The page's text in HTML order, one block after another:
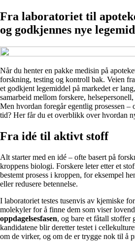
Fra laboratoriet til
og godkjennes nye
Når du henter en pakke medisin på
forskning, testing og kontroll bak. Veien
et godkjent legemiddel på markedet er
samarbeid mellom forskere,
Men hvordan foregår egentlig prosessen –
tid? Her får du et overblikk over hvordan
Fra idé til aktivt stoff
Alt starter med en idé – ofte basert på
kroppens biologi. Forskere leter etter et
bestemt prosess i kroppen, for eksempel
eller redusere betennelse.
I laboratoriet testes tusenvis av kjemiske
molekyler for å finne dem som viser
oppdagelsesfasen, og bare et fåtall stoffer
kandidatene blir deretter testet i
om de virker, og om de er trygge nok til å